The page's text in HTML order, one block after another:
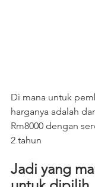
Di mana untuk
harganya adalah
Rm8000 dengan
2 tahun
Jadi yang